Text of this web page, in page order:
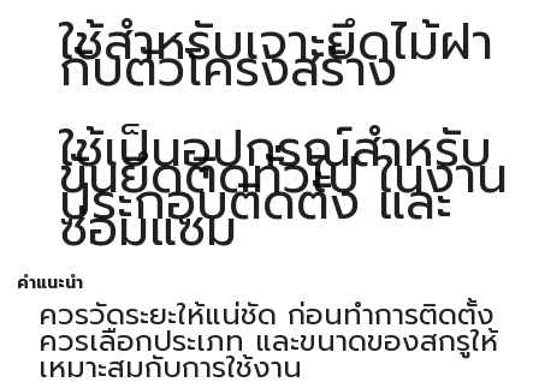
ใช้สำหรับเจาะยึดไม้ฝา
กับตัวโครงสร้าง
ใช้เป็นอุปกรณ์สำหรับ
ขันยึดติดทั่วไป ในงาน
ประกอบติดตั้ง และ
ซ่อมแซม
คำแนะนำ
ควรวัดระยะให้แน่ชัด ก่อนทำการติดตั้ง
ควรเลือกประเภท และขนาดของสกรูให้
เหมาะสมกับการใช้งาน